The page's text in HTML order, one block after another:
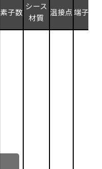
素子数
シース
材質
温接点端子